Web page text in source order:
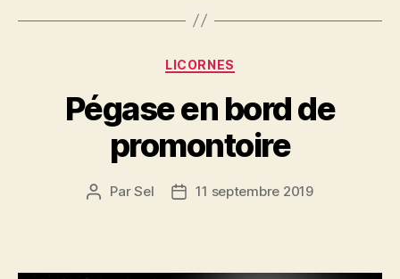
Catégories
LICORNES
Pégase en bord de
promontoire
Auteur
ParSel
Date11 septembre 2019